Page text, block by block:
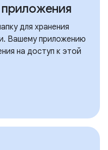
для хранения
Вашему приложению
на доступ к этой